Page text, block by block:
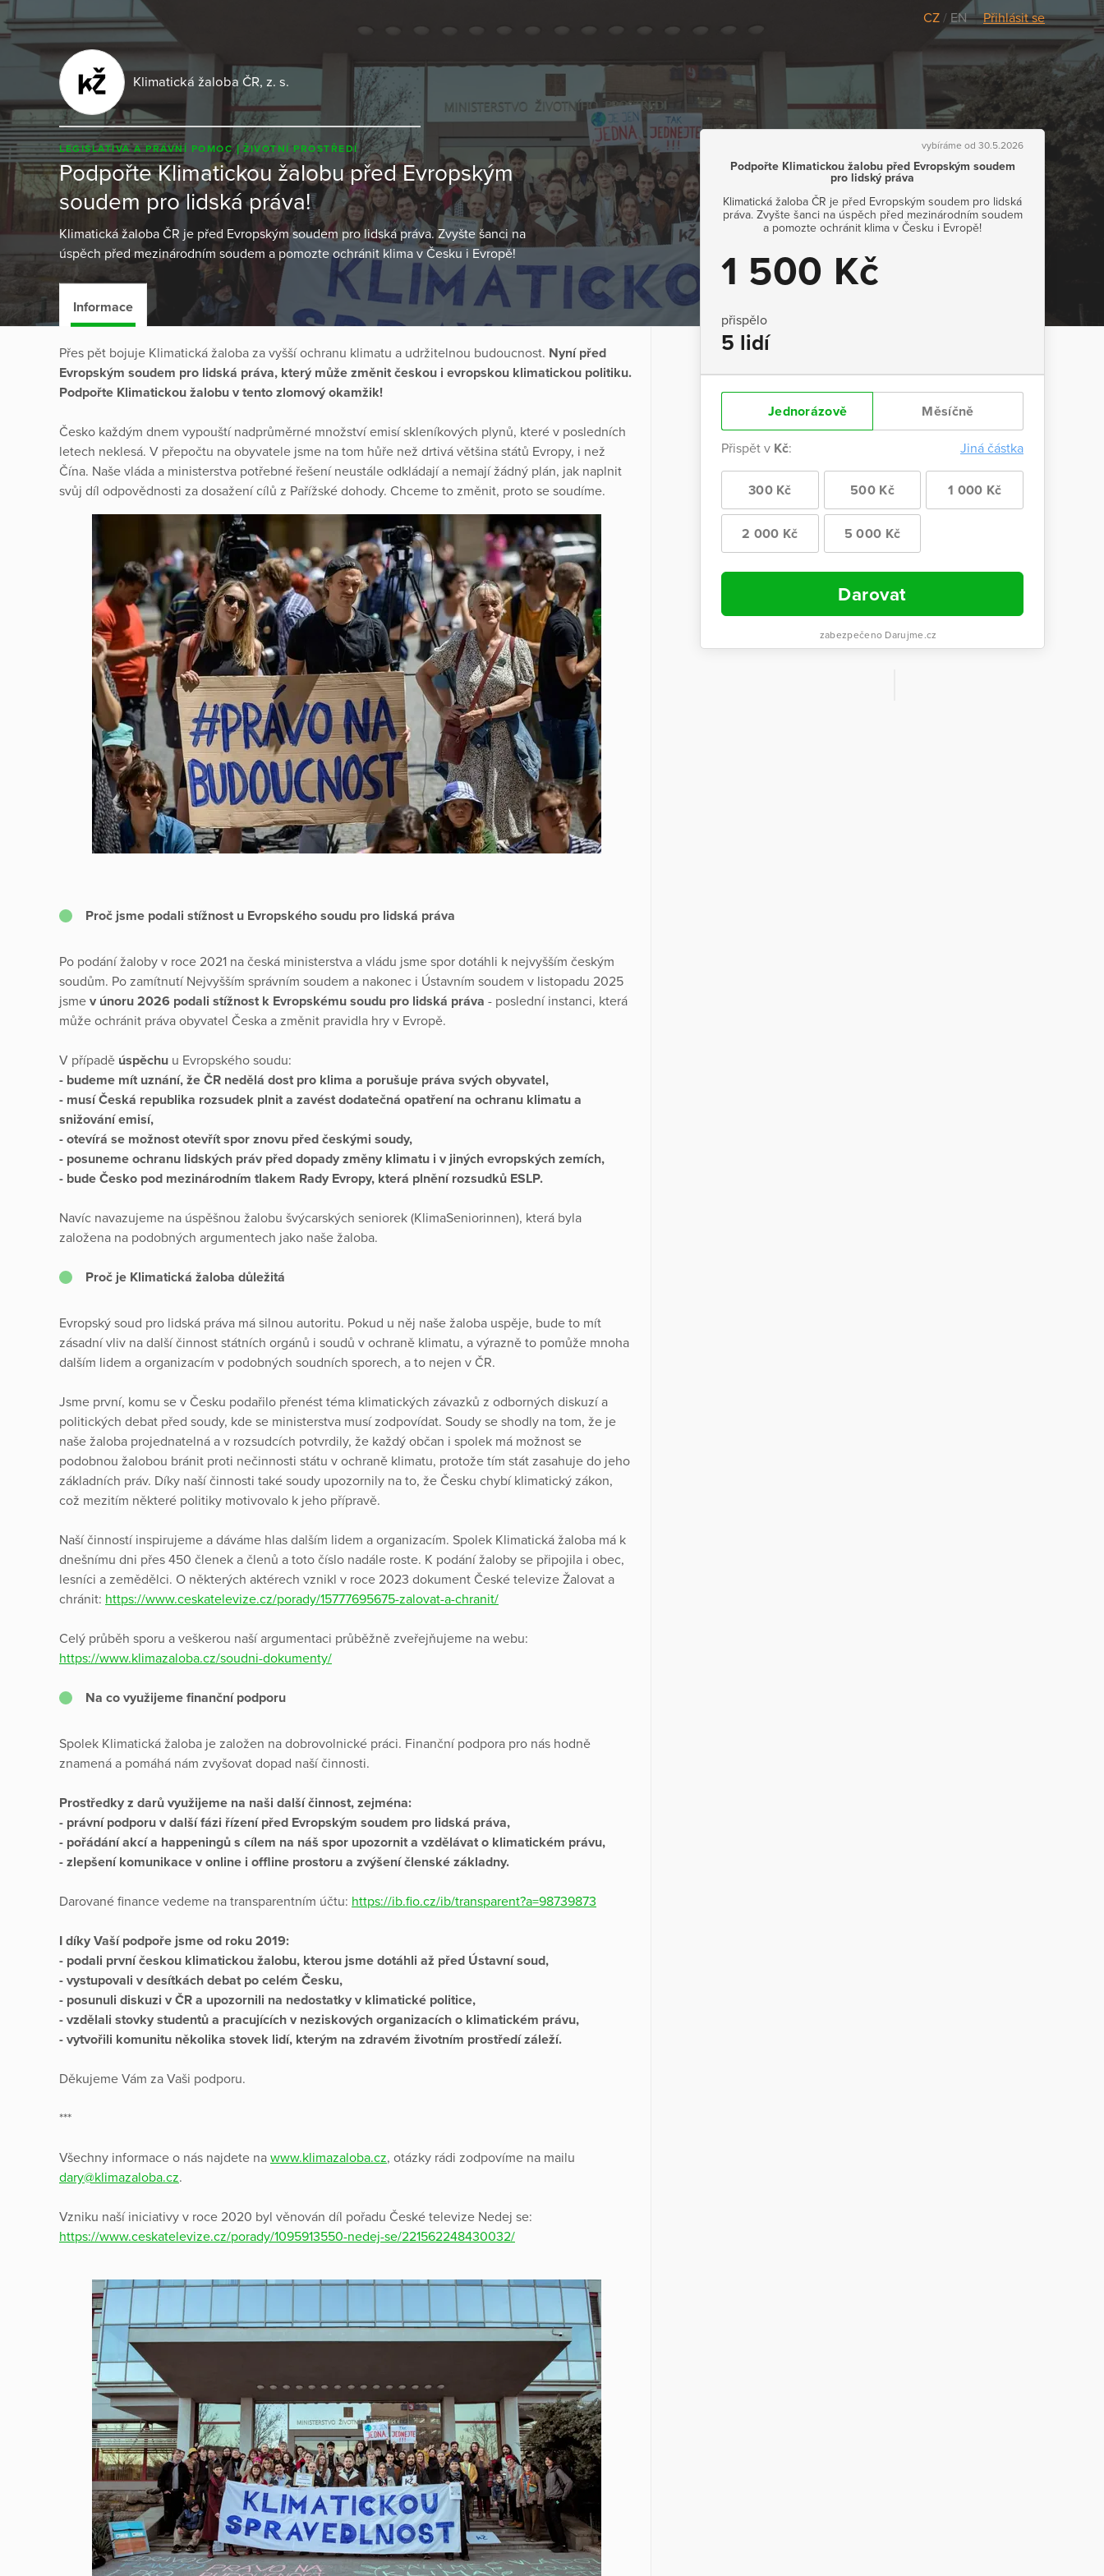
CZ / EN Přihlásit se
Klimatická žaloba ČR, z. s.
LEGISLATIVA A PRÁVNÍ POMOC ŽIVOTNÍ PROSTŘEDÍ
Podpořte Klimatickou žalobu před Evropským
soudem pro lidská práva!
Klimatická žaloba ČR je před Evropským soudem pro lidská práva. Zvyšte šanci na
úspěch před mezinárodním soudem a pomozte ochránit klima v Česku i Evropě!
vybíráme od 30.5.2026
Podpořte Klimatickou žalobu před Evropským soudem
pro lidský práva
Klimatická žaloba ČR je před Evropským soudem pro lidská
práva. Zvyšte šanci na úspěch před mezinárodním soudem
a pomozte ochránit klima v Česku i Evropě!
1 500 Kč
přispělo
5 lidí
Jednorázově Měsíčně
Přispět v Kč: Jiná částka
300 Kč 500 Kč 1 000 Kč
2 000 Kč 5 000 Kč
Darovat
zabezpečeno Darujme.cz
Informace
Přes pět bojuje Klimatická žaloba za vyšší ochranu klimatu a udržitelnou budoucnost. Nyní před
Evropským soudem pro lidská práva, který může změnit českou i evropskou klimatickou politiku.
Podpořte Klimatickou žalobu v tento zlomový okamžik!
Česko každým dnem vypouští nadprůměrné množství emisí skleníkových plynů, které v posledních
letech neklesá. V přepočtu na obyvatele jsme na tom hůře než drtivá většina států Evropy, i než
Čína. Naše vláda a ministerstva potřebné řešení neustále odkládají a nemají žádný plán, jak naplnit
svůj díl odpovědnosti za dosažení cílů z Pařížské dohody. Chceme to změnit, proto se soudíme.
Proč jsme podali stížnost u Evropského soudu pro lidská práva
Po podání žaloby v roce 2021 na česká ministerstva a vládu jsme spor dotáhli k nejvyšším českým
soudům. Po zamítnutí Nejvyšším správním soudem a nakonec i Ústavním soudem v listopadu 2025
jsme v únoru 2026 podali stížnost k Evropskému soudu pro lidská práva - poslední instanci, která
může ochránit práva obyvatel Česka a změnit pravidla hry v Evropě.
V případě úspěchu u Evropského soudu:
- budeme mít uznání, že ČR nedělá dost pro klima a porušuje práva svých obyvatel,
- musí Česká republika rozsudek plnit a zavést dodatečná opatření na ochranu klimatu a
snižování emisí,
- otevírá se možnost otevřít spor znovu před českými soudy,
- posuneme ochranu lidských práv před dopady změny klimatu i v jiných evropských zemích,
- bude Česko pod mezinárodním tlakem Rady Evropy, která plnění rozsudků ESLP.
Navíc navazujeme na úspěšnou žalobu švýcarských seniorek (KlimaSeniorinnen), která byla
založena na podobných argumentech jako naše žaloba.
Proč je Klimatická žaloba důležitá
Evropský soud pro lidská práva má silnou autoritu. Pokud u něj naše žaloba uspěje, bude to mít
zásadní vliv na další činnost státních orgánů i soudů v ochraně klimatu, a výrazně to pomůže mnoha
dalším lidem a organizacím v podobných soudních sporech, a to nejen v ČR.
Jsme první, komu se v Česku podařilo přenést téma klimatických závazků z odborných diskuzí a
politických debat před soudy, kde se ministerstva musí zodpovídat. Soudy se shodly na tom, že je
naše žaloba projednatelná a v rozsudcích potvrdily, že každý občan i spolek má možnost se
podobnou žalobou bránit proti nečinnosti státu v ochraně klimatu, protože tím stát zasahuje do jeho
základních práv. Díky naší činnosti také soudy upozornily na to, že Česku chybí klimatický zákon,
což mezitím některé politiky motivovalo k jeho přípravě.
Naší činností inspirujeme a dáváme hlas dalším lidem a organizacím. Spolek Klimatická žaloba má k
dnešnímu dni přes 450 členek a členů a toto číslo nadále roste. K podání žaloby se připojila i obec,
lesníci a zemědělci. O některých aktérech vznikl v roce 2023 dokument České televize Žalovat a
chránit: https://www.ceskatelevize.cz/porady/15777695675-zalovat-a-chranit/
Celý průběh sporu a veškerou naší argumentaci průběžně zveřejňujeme na webu:
https://www.klimazaloba.cz/soudni-dokumenty/
Na co využijeme finanční podporu
Spolek Klimatická žaloba je založen na dobrovolnické práci. Finanční podpora pro nás hodně
znamená a pomáhá nám zvyšovat dopad naší činnosti.
Prostředky z darů využijeme na naši další činnost, zejména:
- právní podporu v další fázi řízení před Evropským soudem pro lidská práva,
- pořádání akcí a happeningů s cílem na náš spor upozornit a vzdělávat o klimatickém právu,
- zlepšení komunikace v online i offline prostoru a zvýšení členské základny.
Darované finance vedeme na transparentním účtu: https://ib.fio.cz/ib/transparent?a=98739873
I díky Vaší podpoře jsme od roku 2019:
- podali první českou klimatickou žalobu, kterou jsme dotáhli až před Ústavní soud,
- vystupovali v desítkách debat po celém Česku,
- posunuli diskuzi v ČR a upozornili na nedostatky v klimatické politice,
- vzdělali stovky studentů a pracujících v neziskových organizacích o klimatickém právu,
- vytvořili komunitu několika stovek lidí, kterým na zdravém životním prostředí záleží.
Děkujeme Vám za Vaši podporu.
***
Všechny informace o nás najdete na www.klimazaloba.cz, otázky rádi zodpovíme na mailu
dary@klimazaloba.cz.
Vzniku naší iniciativy v roce 2020 byl věnován díl pořadu České televize Nedej se:
https://www.ceskatelevize.cz/porady/1095913550-nedej-se/221562248430032/